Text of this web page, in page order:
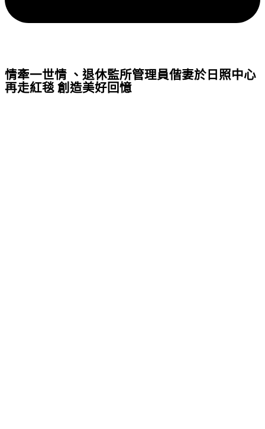
情牽一世情 、退休監所管理員偕妻於日照中心
再走紅毯 創造美好回憶